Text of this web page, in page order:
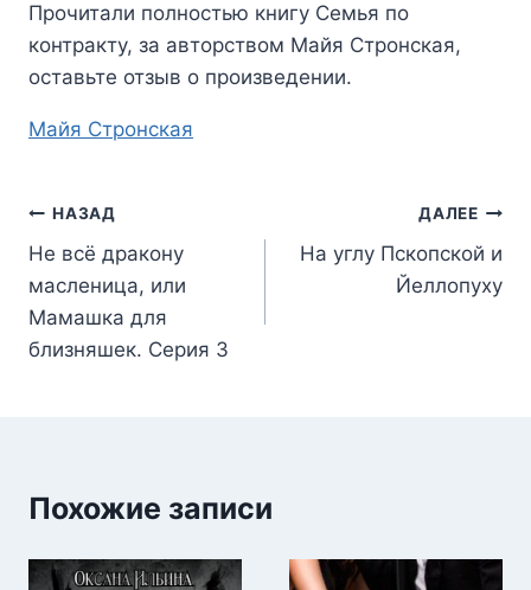
Прочитали полностью книгу Семья по
контракту, за авторством Майя Стронская,
оставьте отзыв о произведении.
Метки
Майя Стронская
Навигация
по
записям
НАЗАД
Не всё дракону
масленица, или
Мамашка для
близняшек. Серия 3
ДАЛЕЕ
На углу Пскопской и
Йеллопуху
Похожие записи